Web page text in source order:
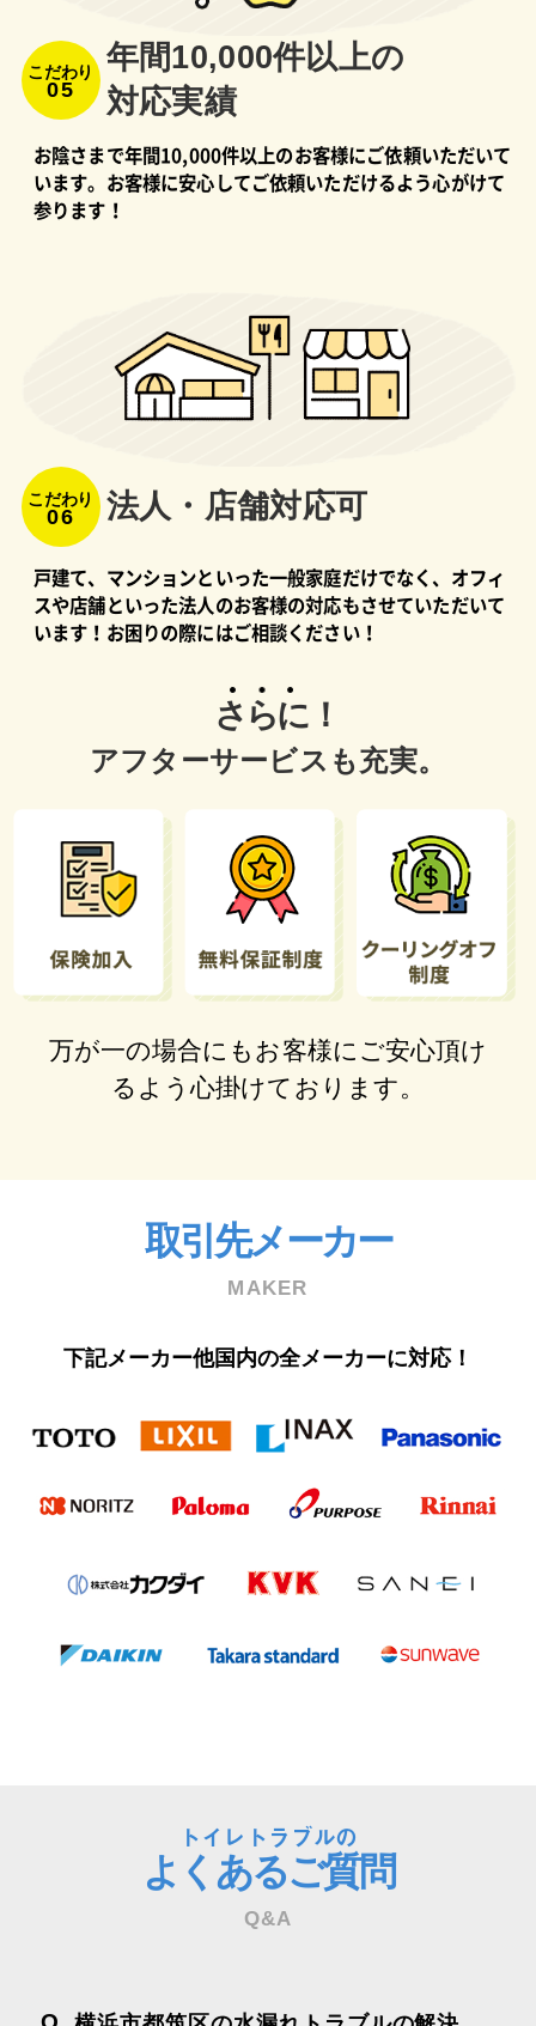
こだわり
05
年間10,000件以上の
対応実績
お陰さまで年間10,000件以上のお客様にご依頼いただいて
います。お客様に安心してご依頼いただけるよう心がけて
参ります！
こだわり
06 法⼈・店舗対応可
戸建て、マンションといった一般家庭だけでなく、オフィ
スや店舗といった法人のお客様の対応もさせていただいて
います！お困りの際にはご相談ください！
さらに！
アフターサービスも充実。
万が⼀の場合にもお客様にご安⼼頂け
るよう⼼掛けております。
取引先メーカー
MAKER
下記メーカー他国内の全メーカーに対応！
トイレトラブルの
よくあるご質問
Q&A